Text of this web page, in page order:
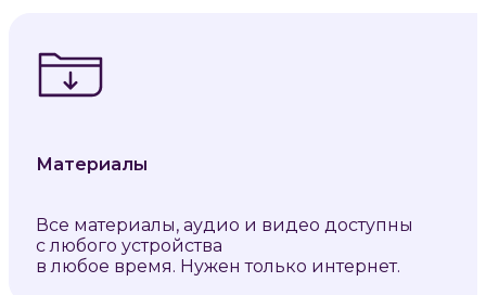
Материалы
Все материалы, аудио и видео доступны
с любого устройства
в любое время. Нужен только интернет.